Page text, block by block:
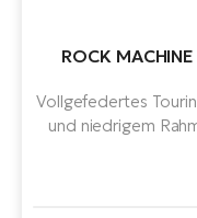
ROCK
Vollgefedertes
und niedrigem
Ausgestattet mit